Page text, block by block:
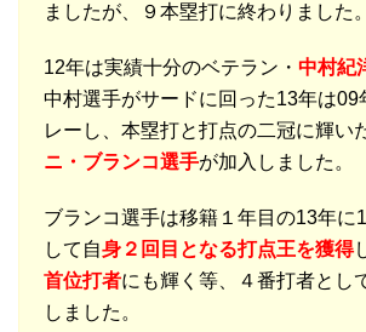
ましたが、９本塁打に終わりました。
12年は実績十分のベテラン・ 中村紀
中村選手がサードに回った13年は09
レーし、本塁打と打点の二冠に輝い
ニ・ブランコ選手が加入しました。
ブランコ選手は移籍１年目の13年に
して自身２回目となる打点王を獲得
首位打者にも輝く等、４番打者とし
しました。